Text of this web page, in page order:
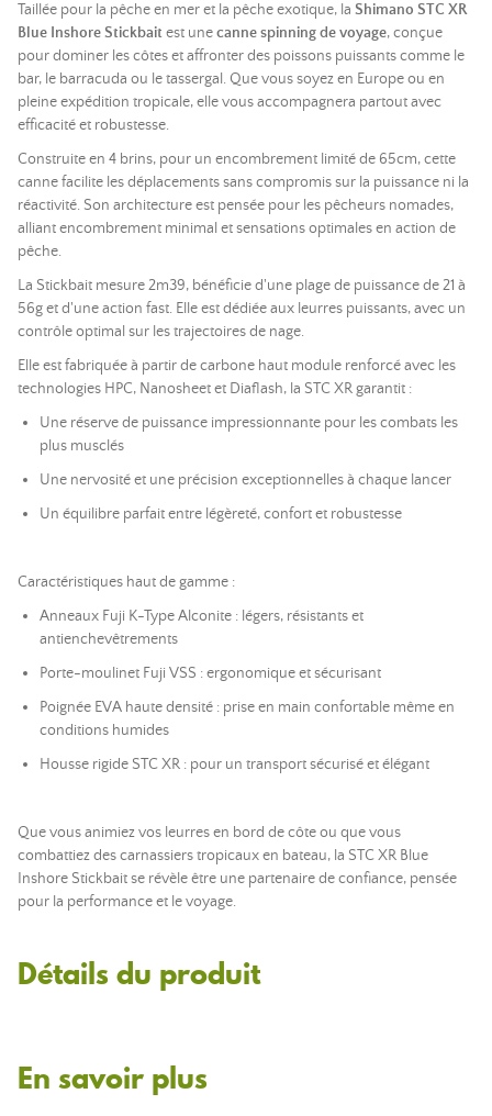
Taillée pour la pêche en mer et la pêche exotique, la Shimano STC XR
Blue Inshore Stickbaitest unecanne spinning de voyage, conçue
pour dominer les côtes et affronter des poissons puissants comme le
bar, le barracuda ou le tassergal. Que vous soyez en Europe ou en
pleine expédition tropicale, elle vous accompagnera partout avec
efficacité et robustesse.
Construite en 4 brins, pour un encombrement limité de 65cm, cette
canne facilite les déplacements sans compromis sur la puissance ni la
réactivité. Son architecture est pensée pour les pêcheurs nomades,
alliant encombrement minimal et sensations optimales en action de
pêche.
La Stickbait mesure 2m39, bénéficie d'une plage de puissance de 21 à
56g et d'une action fast. Elle est dédiée aux leurres puissants, avec un
contrôle optimal sur les trajectoires de nage.
Elle est fabriquée à partir de carbone haut module renforcé avec les
technologies HPC, Nanosheet et Diaflash, la STC XR garantit :
Une réserve de puissance impressionnante pour les combats les
plus musclés
Une nervosité et une précision exceptionnelles à chaque lancer
Un équilibre parfait entre légèreté, confort et robustesse
Caractéristiques haut de gamme :
Anneaux Fuji K-Type Alconite : légers, résistants et
antienchevêtrements
Porte-moulinet Fuji VSS : ergonomique et sécurisant
Poignée EVA haute densité : prise en main confortable même en
conditions humides
Housse rigide STC XR : pour un transport sécurisé et élégant
Que vous animiez vos leurres en bord de côte ou que vous
combattiez des carnassiers tropicaux en bateau, la STC XR Blue
Inshore Stickbait se révèle être une partenaire de confiance, pensée
pour la performance et le voyage.
Détails du produit
En savoir plus